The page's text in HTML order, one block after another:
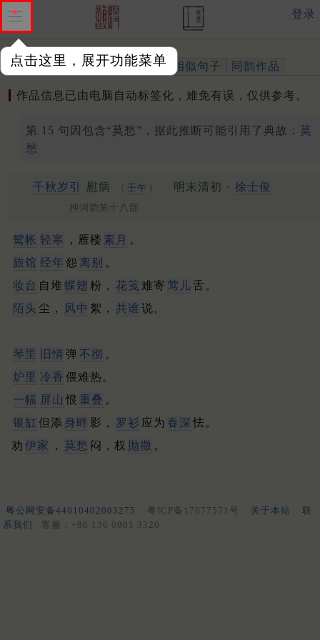
点击这里，展开功能菜单
登录
作品 标注四声 出处、引用 相似句子 同韵作品
作品信息已由电脑自动标签化，难免有误，仅供参考。
第 15 句因包含“莫愁”，据此推断可能引用了典故： 莫
愁
千秋岁引 慰病 （ 壬午 ） 明末清初 · 徐士俊
押词韵第十八部
鸳帐 轻寒 ，雁楼 素月 。
旅馆 经年 怨离别 。
妆台 自堆 蝶翅 粉， 花笺 难寄 莺儿舌。
陌头 尘， 风中 絮， 共谁 说。
琴里 旧情 弹 不彻 。
炉里 冷香 偎难热。
一幅 屏山 恨 重叠 。
银缸 但添 身畔 影， 罗衫 应为 春深 怯。
劝 伊家 ， 莫愁 闷，权 抛撒 。
粤公网安备44010402003275 粤ICP备17077571号 关于本站
联
系我们
客服：+86 136 0901 3320